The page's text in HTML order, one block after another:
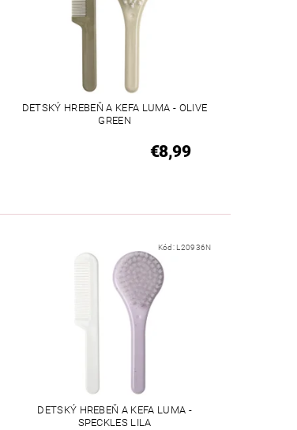
DETSKÝ HREBEŇ A KEFA LUMA - OLIVE
GREEN
€8,99
Kód: L20936N
DETSKÝ HREBEŇ A KEFA LUMA -
SPECKLES LILA